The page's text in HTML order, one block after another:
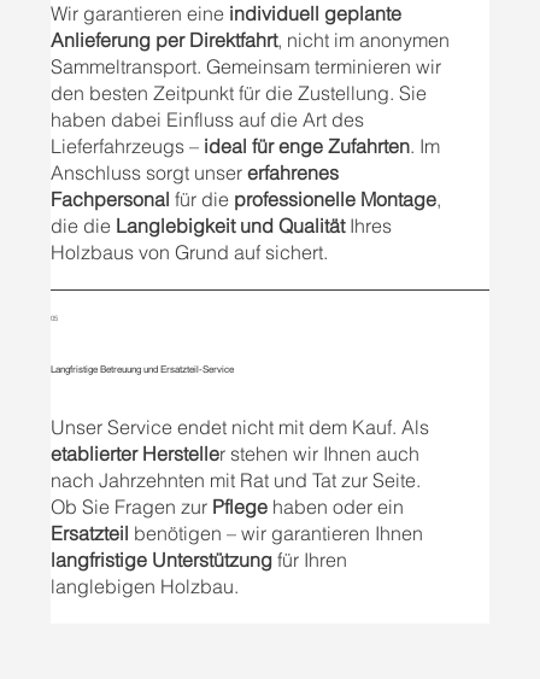
Wir garantieren eine individuell geplante
Anlieferung per Direktfahrt, nicht im anonymen
Sammeltransport. Gemeinsam terminieren wir
den besten Zeitpunkt für die Zustellung. Sie
haben dabei Einfluss auf die Art des
Lieferfahrzeugs – ideal für enge Zufahrten. Im
Anschluss sorgt unsererfahrenes
Fachpersonal für die professionelle Montage,
die die Langlebigkeit und QualitätIhres
Holzbaus von Grund auf sichert.
05
Langfristige Betreuung und Ersatzteil-Service
Unser Service endet nicht mit dem Kauf. Als
etablierter Hersteller stehen wir Ihnen auch
nach Jahrzehnten mit Rat und Tat zur Seite.
Ob Sie Fragen zur Pflege haben oder ein
Ersatzteil benötigen – wir garantieren Ihnen
langfristige Unterstützungfür Ihren
langlebigen Holzbau.